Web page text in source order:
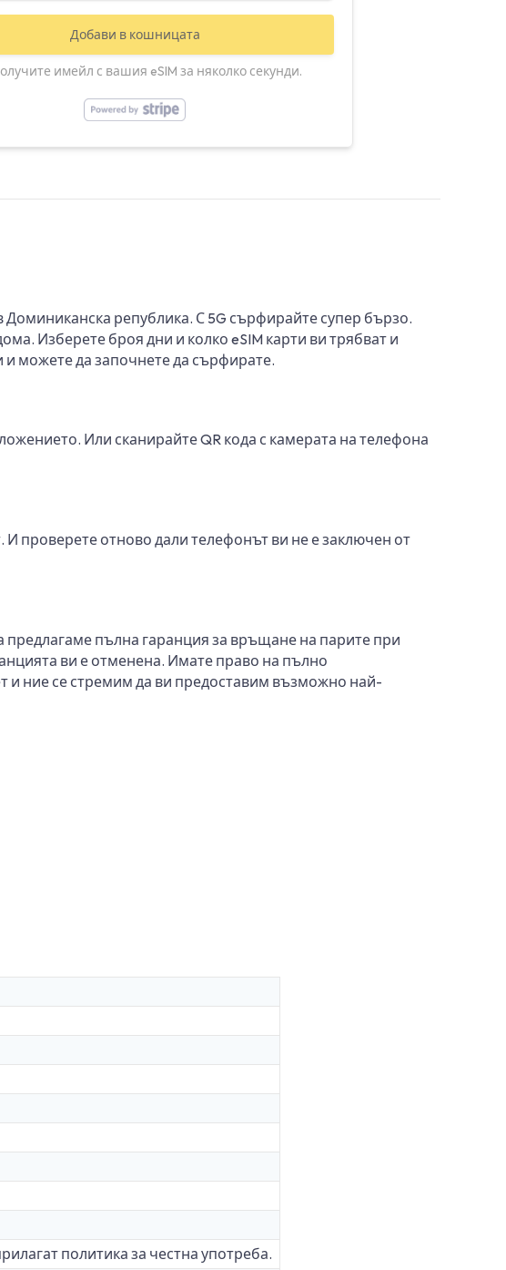
Добави в кошницата
имейл с вашия eSIM за няколко секунди.
република. С 5G сърфирайте супер бързо.
Изберете броя дни и колко eSIM карти ви трябват и
и можете да започнете да сърфирате.
Или сканирайте QR кода с камерата на телефона
И проверете отново дали телефонът ви не е заключен от
предлагаме пълна гаранция за връщане на парите при
ви е отменена. Имате право на пълно
и ние се стремим да ви предоставим възможно най-
политика за честна употреба.